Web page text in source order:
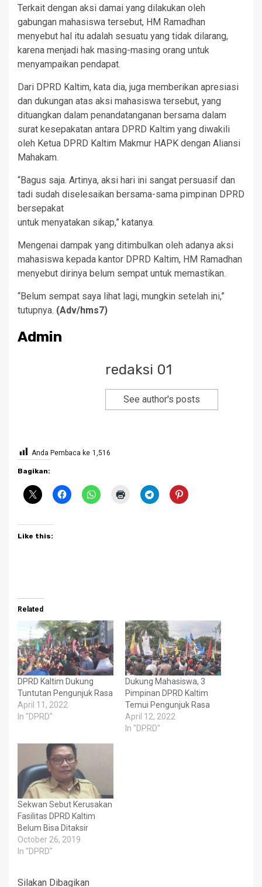
Terkait dengan aksi damai yang dilakukan oleh
gabungan mahasiswa tersebut, HM Ramadhan
menyebut hal itu adalah sesuatu yang tidak dilarang,
karena menjadi hak masing-masing orang untuk
menyampaikan pendapat.
Dari DPRD Kaltim, kata dia, juga memberikan apresiasi
dan dukungan atas aksi mahasiswa tersebut, yang
dituangkan dalam penandatanganan bersama dalam
surat kesepakatan antara DPRD Kaltim yang diwakili
oleh Ketua DPRD Kaltim Makmur HAPK dengan Aliansi
Mahakam.
“Bagus saja. Artinya, aksi hari ini sangat persuasif dan
tadi sudah diselesaikan bersama-sama pimpinan DPRD
bersepakat
untuk menyatakan sikap,” katanya.
Mengenai dampak yang ditimbulkan oleh adanya aksi
mahasiswa kepada kantor DPRD Kaltim, HM Ramadhan
menyebut dirinya belum sempat untuk memastikan.
“Belum sempat saya lihat lagi, mungkin setelah ini,”
tutupnya. (Adv/hms7)
Admin
redaksi 01
See author's posts
Anda Pembaca ke 1,516
Bagikan:
Like this:
Related
DPRD Kaltim Dukung
Tuntutan Pengunjuk Rasa
April 11, 2022
In "DPRD"
Dukung Mahasiswa, 3
Pimpinan DPRD Kaltim
Temui Pengunjuk Rasa
April 12, 2022
In "DPRD"
Sekwan Sebut Kerusakan
Fasilitas DPRD Kaltim
Belum Bisa Ditaksir
October 26, 2019
In "DPRD"
Silakan Dibagikan